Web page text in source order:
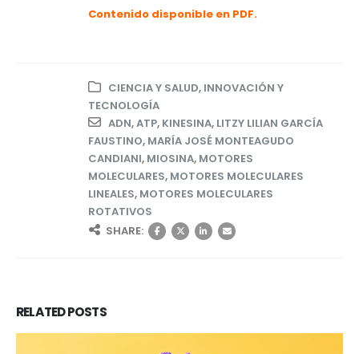
Contenido disponible en PDF.
CIENCIA Y SALUD, INNOVACIÓN Y
TECNOLOGÍA
ADN,ATP, KINESINA, LITZY LILIAN GARCÍA
FAUSTINO, MARÍA JOSÉ MONTEAGUDO
CANDIANI, MIOSINA, MOTORES
MOLECULARES, MOTORES MOLECULARES
LINEALES, MOTORES MOLECULARES
ROTATIVOS
SHARE:
RELATEDPOSTS